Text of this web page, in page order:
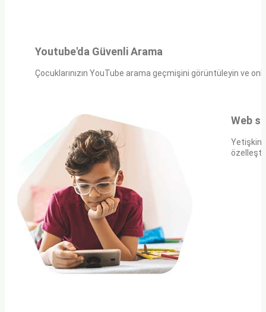
Youtube'da Güvenli Arama
Çocuklarınızın YouTube arama geçmişini görüntüleyin ve
Web
Yetişkin